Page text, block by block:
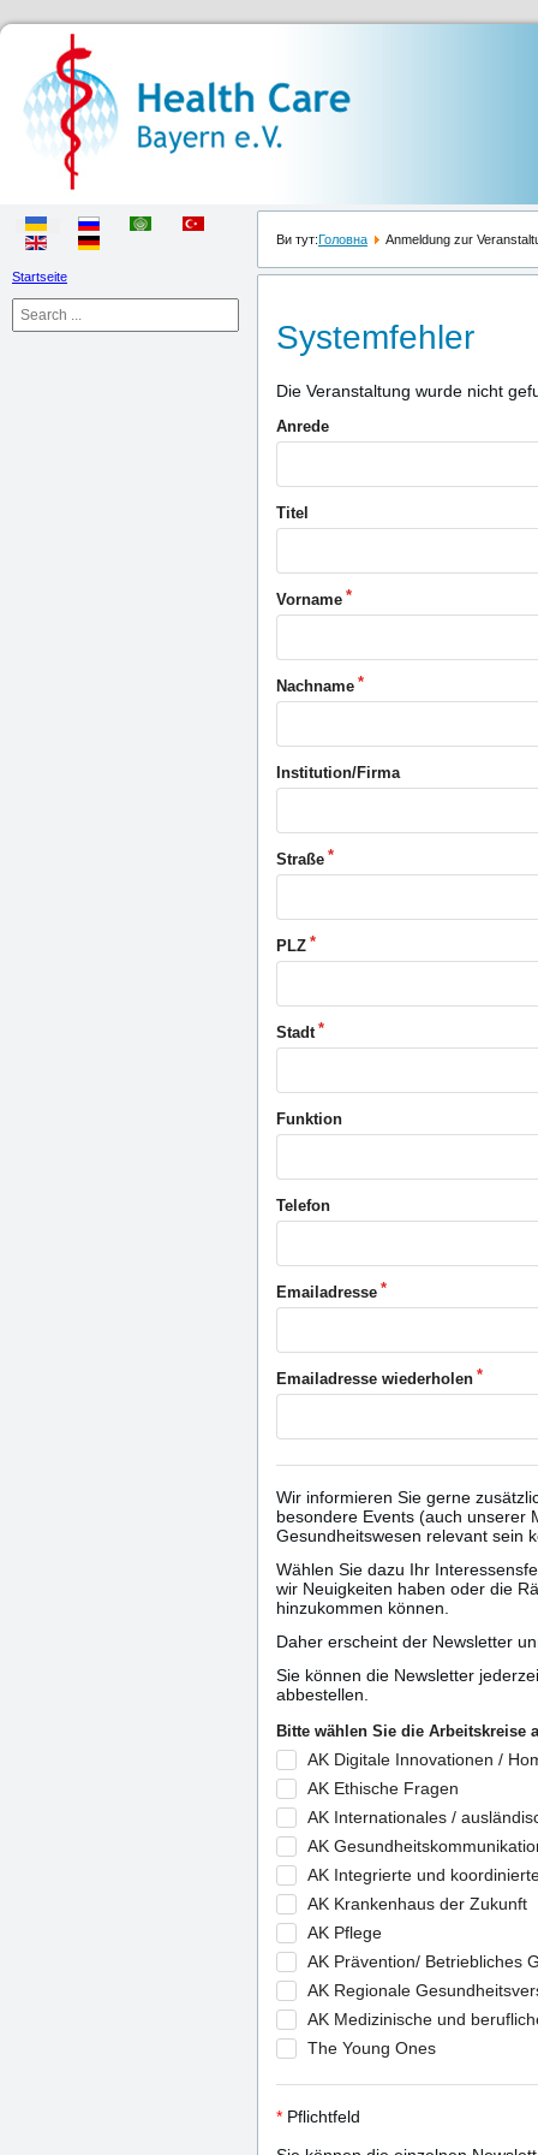
Startseite
Ви тут:Головна Anmeldung zur
Systemfehler
Die Veranstaltung wurde nicht
Anrede
Titel
Vorname
Nachname
Institution/Firma
Straße
PLZ
Stadt
Funktion
Telefon
Emailadresse
Emailadresse wiederholen
Wir informieren Sie gerne
besondere Events (auch unserer
Gesundheitswesen relevant sein
Wählen Sie dazu Ihr
wir Neuigkeiten haben oder die
hinzukommen können.
Daher erscheint der Newsletter
Sie können die Newsletter
abbestellen.
Bitte wählen Sie die Arbeitskreise
AK Digitale Innovationen /
AK Ethische Fragen
AK Internationales /
AK
AK Integrierte und
AK Krankenhaus der Zukunft
AK Pflege
AK Prävention/ Betriebliches
AK Regionale
AK Medizinische und
The Young Ones
* Pflichtfeld